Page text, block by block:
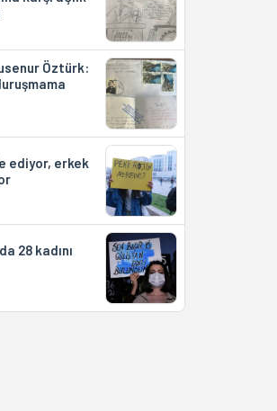
Öztürk:
ediyor, erkek
28 kadını